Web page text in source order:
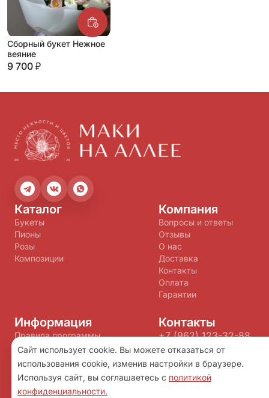
Сборный букет Нежное
веяние
9 700 ₽
Каталог
Букеты
Пионы
Розы
Композиции
Компания
Вопросы и ответы
Отзывы
О нас
Доставка
Контакты
Оплата
Гарантии
Информация
Правила программы
лояльности
Политика конфиденциальности
Пользовательское соглашение
Контакты
+7 (962) 123-32-88
+7 (914) 755-27-14
Makisakh65@yandex.ru
Сайт использует cookie. Вы можете отказаться от
использования cookie, изменив настройки в браузере.
Используя сайт, вы соглашаетесь с политикой
конфиденциальности.